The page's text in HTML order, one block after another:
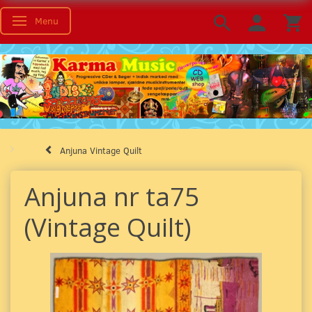
Skifte navigation
Menu
Anjuna Vintage Quilt
Anjuna nr ta75
(Vintage Quilt)